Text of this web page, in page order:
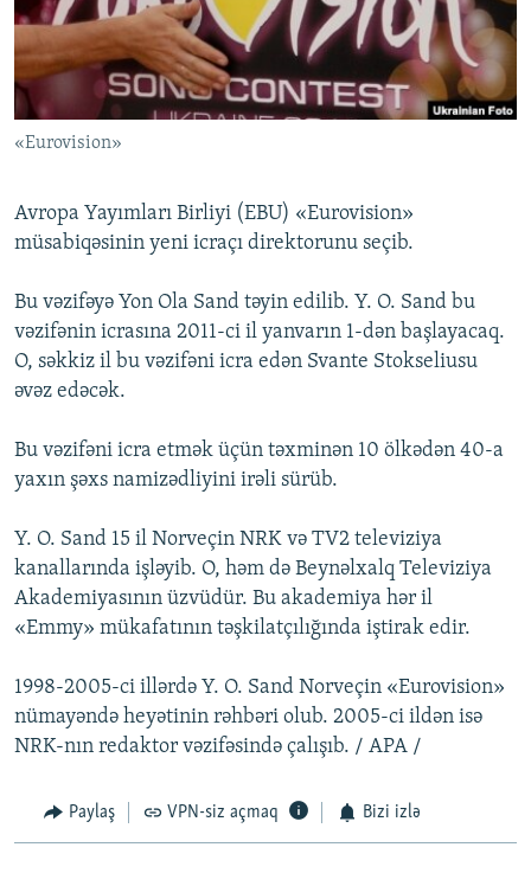
İNFOQRAFIKA
KARIKATURA
AZƏRBAYCAN ƏDƏBIYYATI KITABXANASI
İSLAM VƏ DEMOKRATIYA
İZ - MƏDƏNIYYƏT PROQRAMI
MISSIYAMIZ
PEŞƏ ETIKASI VƏ JURNALISTIKA STANDARTLARIMIZ
MATERIALLARIMIZDAN ISTIFADƏ
AZADLIQRADIOSU MOBIL TELEFONUNUZDA
XƏBƏR BÜLLETENLƏRIMIZ
BIZI IZLƏ
RFE/RL-in bütün saytları
«Eurovision»
Avropa Yayımları Birliyi (EBU) «Eurovision»
müsabiqəsinin yeni icraçı direktorunu seçib.
Bu vəzifəyə Yon Ola Sand təyin edilib. Y. O. Sand bu
vəzifənin icrasına 2011-ci il yanvarın 1-dən başlayacaq.
O, səkkiz il bu vəzifəni icra edən Svante Stokseliusu
əvəz edəcək.
Bu vəzifəni icra etmək üçün təxminən 10 ölkədən 40-a
yaxın şəxs namizədliyini irəli sürüb.
Y. O. Sand 15 il Norveçin NRK və TV2 televiziya
kanallarında işləyib. O, həm də Beynəlxalq Televiziya
Akademiyasının üzvüdür. Bu akademiya hər il
«Emmy» mükafatının təşkilatçılığında iştirak edir.
1998-2005-ci illərdə Y. O. Sand Norveçin «Eurovision»
nümayəndə heyətinin rəhbəri olub. 2005-ci ildən isə
NRK-nın redaktor vəzifəsində çalışıb. / APA /
Paylaş VPN-siz açmaq Bizi izlə